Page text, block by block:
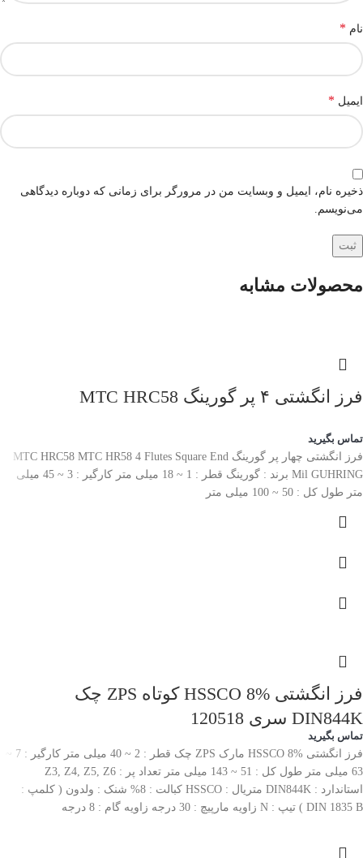
نام *
ایمیل *
ذخیره نام، ایمیل و وبسایت من در مرورگر برای زمانی که دوباره دیدگاهی
می‌نویسم.
محصولات مشابه
فرز انگشتی ۴ پر گورینگ‌ MTC HRC58
تماس بگیرید
فرز انگشتی چهار پر گورینگ‌ MTC HRC58 MTC HR58 4 Flutes Square End
Mil GUHRING برند : گورینگ قطر : 1 ~ 18 میلی متر کارگیر : 3 ~ 45 میلی
متر طول کل : 50 ~ 100 میلی متر
فرز انگشتی HSSCO 8% کوتاه ZPS چک
DIN844K سری 120518
تماس بگیرید
فرز انگشتی HSSCO 8% مارک ZPS چک قطر : 2 ~ 40 میلی متر کارگیر : 7 ~
63 میلی متر طول کل : 51 ~ 143 میلی متر تعداد پر : Z3, Z4, Z5, Z6
استاندارد : DIN844K متریال : HSSCO کبالت : 8% شنک : ولدون ( کلمپ :
DIN 1835 B ) تیپ : N زاویه مارپیچ : 30 درجه زاویه گام : 8 درجه